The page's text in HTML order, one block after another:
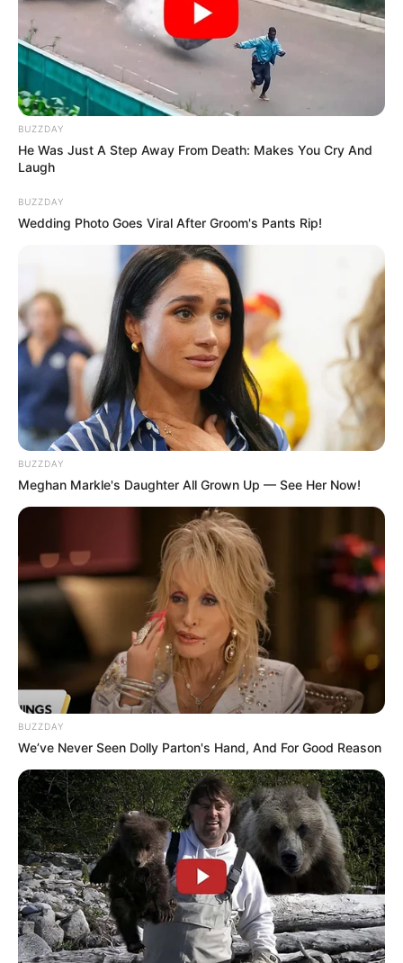
BUZZDAY
He Was Just A Step Away From Death: Makes You Cry And
Laugh
BUZZDAY
Wedding Photo Goes Viral After Groom's Pants Rip!
BUZZDAY
Meghan Markle's Daughter All Grown Up — See Her Now!
BUZZDAY
We’ve Never Seen Dolly Parton's Hand, And For Good Reason